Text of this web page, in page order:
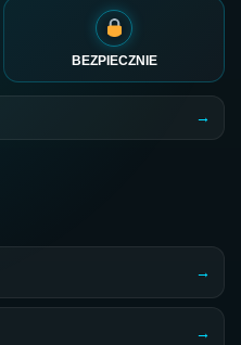
BEZPIECZNIE